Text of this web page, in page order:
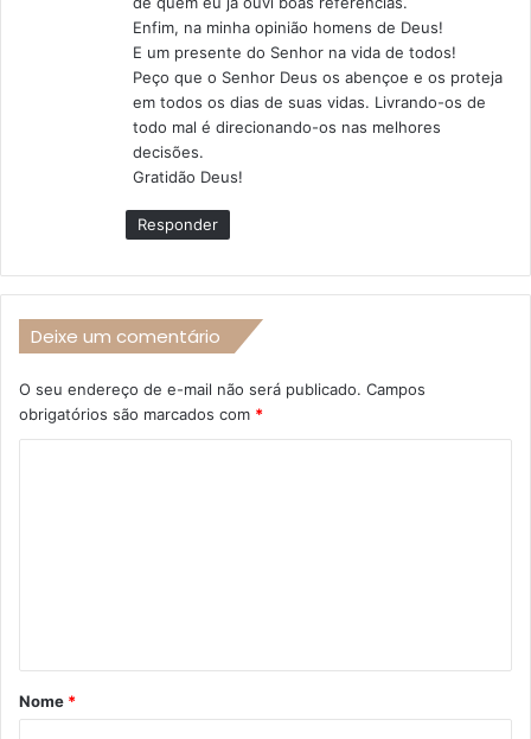
Enfim, na minha opinião homens de Deus!
E um presente do Senhor na vida de todos!
Peço que o Senhor Deus os abençoe e os proteja
em todos os dias de suas vidas. Livrando-os de
todo mal é direcionando-os nas melhores
decisões.
Gratidão Deus!
Responder
Deixe um comentário
O seu endereço de e-mail não será publicado. Campos
obrigatórios são marcados com *
á
r
Nome *